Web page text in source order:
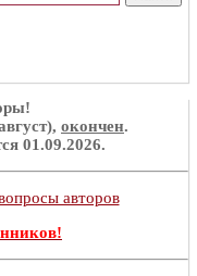
окончен.
01.09.2026.
авторов